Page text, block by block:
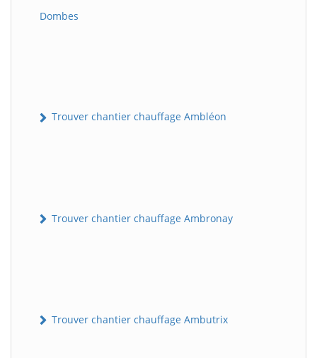
Dombes
Trouver chantier chauffage Ambléon
Trouver chantier chauffage Ambronay
Trouver chantier chauffage Ambutrix